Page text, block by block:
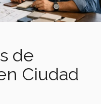
de
Ciudad